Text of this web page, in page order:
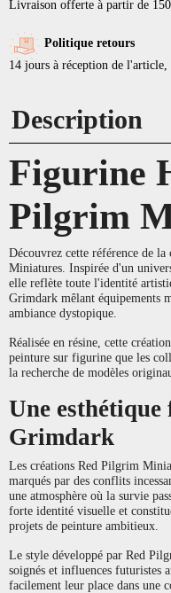
Livraison offerte à partir de
Politique retours
14 jours à réception de l'article,
Description
Figurine
Pilgrim
Découvrez cette référence de
Miniatures. Inspirée d'un
elle reflète toute l'identité
Grimdark mêlant équipements
ambiance dystopique.
Réalisée en résine, cette
peinture sur figurine que les
la recherche de modèles
Une
Grimdark
Les créations Red Pilgrim
marqués par des conflits
une atmosphère où la survie
forte identité visuelle et
projets de peinture ambitieux.
Le style développé par Red
soignés et influences futuristes
facilement leur place dans une